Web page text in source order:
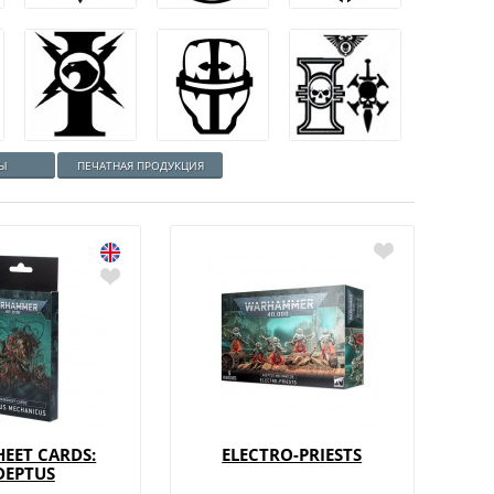
ПЕЧАТНАЯ ПРОДУКЦИЯ
CARDS:
ELECTRO-PRIESTS